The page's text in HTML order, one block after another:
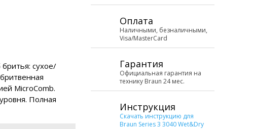
бритья: сухое/
MicroComb.
Полная
Оплата
Наличными, безналичными,
Visa/MasterCard
Гарантия
Официальная гарантия на
технику Braun 24 мес.
Инструкция
Скачать инструкцию для
Braun Series 3 3040 Wet&Dry